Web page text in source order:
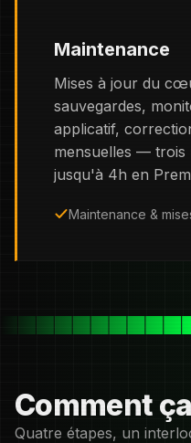
Maintenance
Mises à jour du
sauvegardes,
applicatif,
mensuelles — trois
jusqu'à 4h en
Maintenance &
Comment
Quatre étapes, un